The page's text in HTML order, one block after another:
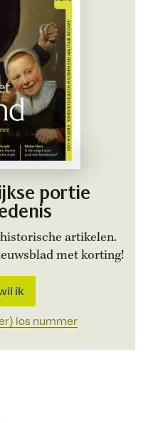
portie
artikelen.
met korting!
ik
los nummer